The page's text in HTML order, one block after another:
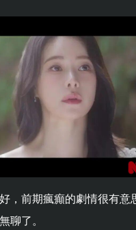
，前期瘋癲的劇情很有意
聊了。